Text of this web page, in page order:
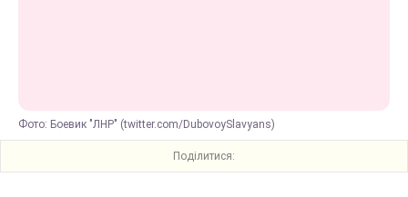
Фото: Боевик "ЛНР" (twitter.com/DubovoySlavyans)
Поділитися: